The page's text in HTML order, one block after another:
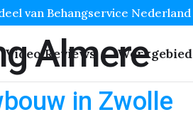
van Behangservice Nederland
Video Reviews Werkgebied
Almere
in Zwolle